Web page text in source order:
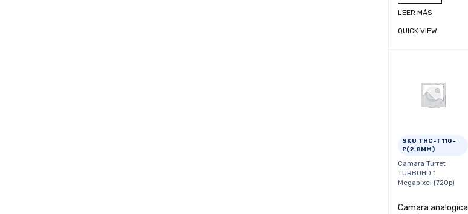
LEER MÁS
QUICK VIEW
SKU THC-T110-
P(2.8MM)
Camara Turret
TURBOHD 1
Megapixel (720p)
Camara analogica